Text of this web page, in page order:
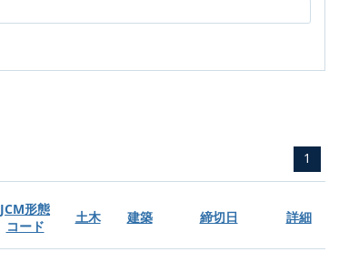
1
JCM形態
コード
土木 建築 締切日 詳細